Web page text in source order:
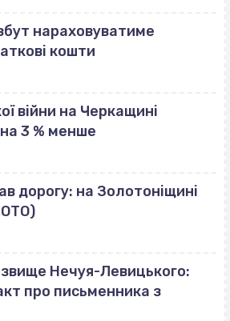
нараховуватиме
кошти
війни на Черкащині
3 % менше
дорогу: на Золотоніщині
Нечуя-Левицького:
про письменника з